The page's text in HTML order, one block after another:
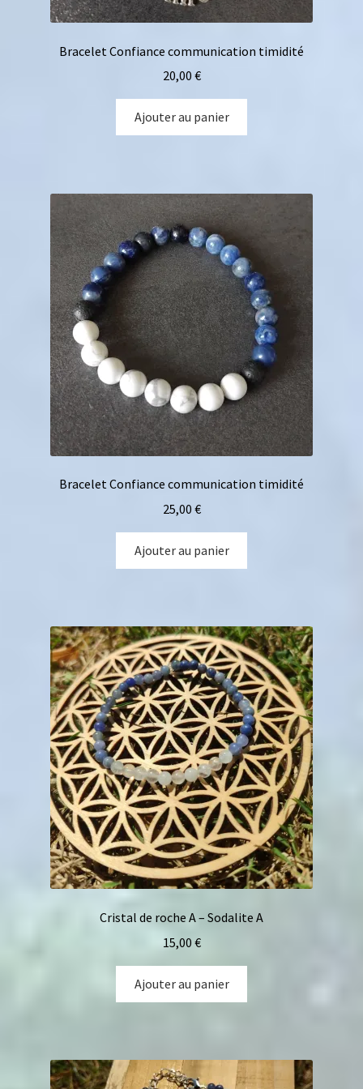
Bracelet Confiance communication timidité
20,00 €
Ajouter au panier
Bracelet Confiance communication timidité
25,00 €
Ajouter au panier
Cristal de roche A – Sodalite A
15,00 €
Ajouter au panier